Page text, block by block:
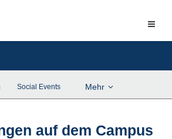
Social Events Mehr
auf dem Campus